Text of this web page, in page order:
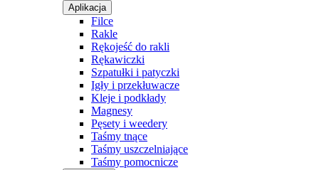
Aplikacja
Filce
Rakle
Rękojeść do rakli
Rękawiczki
Szpatułki i patyczki
Igły i przekłuwacze
Kleje i podkłady
Magnesy
Pęsety i weedery
Taśmy tnące
Taśmy uszczelniające
Taśmy pomocnicze